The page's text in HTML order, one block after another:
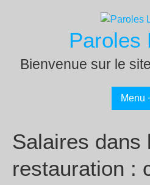
Paroles
Bienvenue sur le
Menu
Salaires dans
restauration :